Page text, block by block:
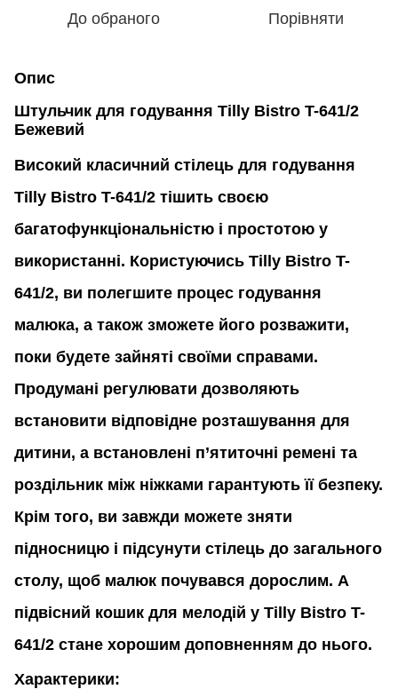
До обраного Порівняти
Опис
Штульчик для годування Tilly Bistro T-641/2
Бежевий
Високий класичний стілець для годування
Tilly Bistro T-641/2 тішить своєю
багатофункціональністю і простотою у
використанні. Користуючись Tilly Bistro T-
641/2, ви полегшите процес годування
малюка, а також зможете його розважити,
поки будете зайняті своїми справами.
Продумані регулювати дозволяють
встановити відповідне розташування для
дитини, а встановлені п’ятиточні ремені та
роздільник між ніжками гарантують її безпеку.
Крім того, ви завжди можете зняти
підносницю і підсунути стілець до загального
столу, щоб малюк почувався дорослим. А
підвісний кошик для мелодій у Tilly Bistro T-
641/2 стане хорошим доповненням до нього.
Характерики: